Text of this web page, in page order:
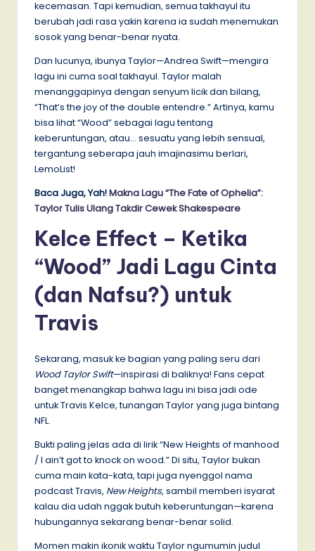
kecemasan. Tapi kemudian, semua takhayul itu
berubah jadi rasa yakin karena ia sudah menemukan
sosok yang benar-benar nyata.
Dan lucunya, ibunya Taylor—Andrea Swift—mengira
lagu ini cuma soal takhayul. Taylor malah
menanggapinya dengan senyum licik dan bilang,
“That’s the joy of the double entendre.” Artinya, kamu
bisa lihat “Wood” sebagai lagu tentang
keberuntungan, atau… sesuatu yang lebih sensual,
tergantung seberapa jauh imajinasimu berlari,
LemoList!
Baca Juga, Yah!Makna Lagu “The Fate of Ophelia”:
Taylor Tulis Ulang Takdir Cewek Shakespeare
Kelce Effect – Ketika
“Wood” Jadi Lagu Cinta
(dan Nafsu?) untuk
Travis
Sekarang, masuk ke bagian yang paling seru dari
Wood Taylor Swift—inspirasi di baliknya! Fans cepat
banget menangkap bahwa lagu ini bisa jadi ode
untuk Travis Kelce, tunangan Taylor yang juga bintang
NFL.
Bukti paling jelas ada di lirik “New Heights of manhood
/ I ain’t got to knock on wood.” Di situ, Taylor bukan
cuma main kata-kata, tapi juga nyenggol nama
podcast Travis, New Heights, sambil memberi isyarat
kalau dia udah nggak butuh keberuntungan—karena
hubungannya sekarang benar-benar solid.
Momen makin ikonik waktu Taylor ngumumin judul